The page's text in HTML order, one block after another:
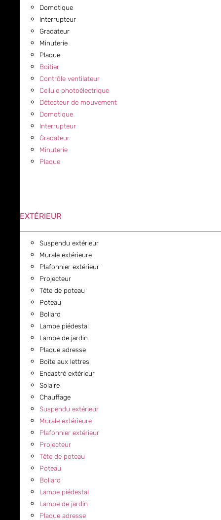
Domotique
Interrupteur
Gradateur
Minuterie
Plaque
Boitier
Contrôle ventilateur
Cellule photoélectrique
Détecteur de mouvement
Domotique
Interrupteur
Gradateur
Minuterie
Plaque
EXTÉRIEUR
Suspendu extérieur
Murale extérieure
Plafonnier extérieur
Projecteur
Tête de poteau
Poteau
Bollard
Lampe piédestal
Lampe de jardin
Plaque adresse
Boîte aux lettres
Encastré extérieur
Solaire
Chauffage
Suspendu extérieur
Murale extérieure
Plafonnier extérieur
Projecteur
Tête de poteau
Poteau
Bollard
Lampe piédestal
Lampe de jardin
Plaque adresse